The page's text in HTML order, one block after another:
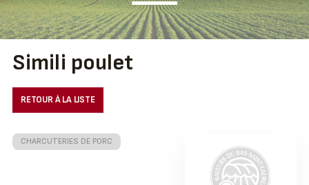
Simili poulet
RETOUR À LA LISTE
CHARCUTERIES DE PORC